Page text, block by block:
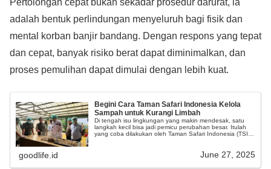
Pertolongan cepat bukan sekadar prosedur darurat, ia
adalah bentuk perlindungan menyeluruh bagi fisik dan
mental korban banjir bandang. Dengan respons yang tepat
dan cepat, banyak risiko berat dapat diminimalkan, dan
proses pemulihan dapat dimulai dengan lebih kuat.
Begini Cara Taman Safari Indonesia Kelola
Sampah untuk Kurangi Limbah
Di tengah isu lingkungan yang makin mendesak, satu
langkah kecil bisa jadi pemicu perubahan besar. Itulah
yang coba dilakukan oleh Taman Safari Indonesia (TSI).
goodlife.id June 27, 2025